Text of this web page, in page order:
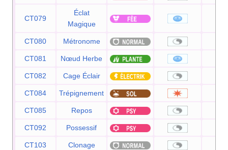
CT079
Éclat
Magique
CT080 Métronome
CT081 Nœud Herbe
CT082 Cage Éclair
CT084 Trépignement
CT085 Repos
CT092 Possessif
CT103 Clonage